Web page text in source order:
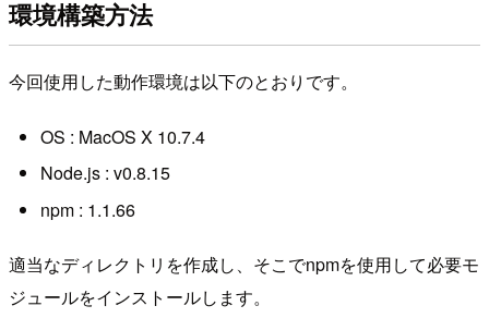
環境構築方法
今回使用した動作環境は以下のとおりです。
OS : MacOS X 10.7.4
Node.js : v0.8.15
npm : 1.1.66
適当なディレクトリを作成し、そこでnpmを使用して必要モ
ジュールをインストールします。